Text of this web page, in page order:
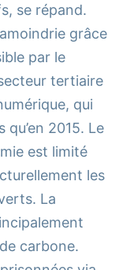
se répand.
grâce
par le
tertiaire
qui
2015. Le
est limité
les
La
carbone.